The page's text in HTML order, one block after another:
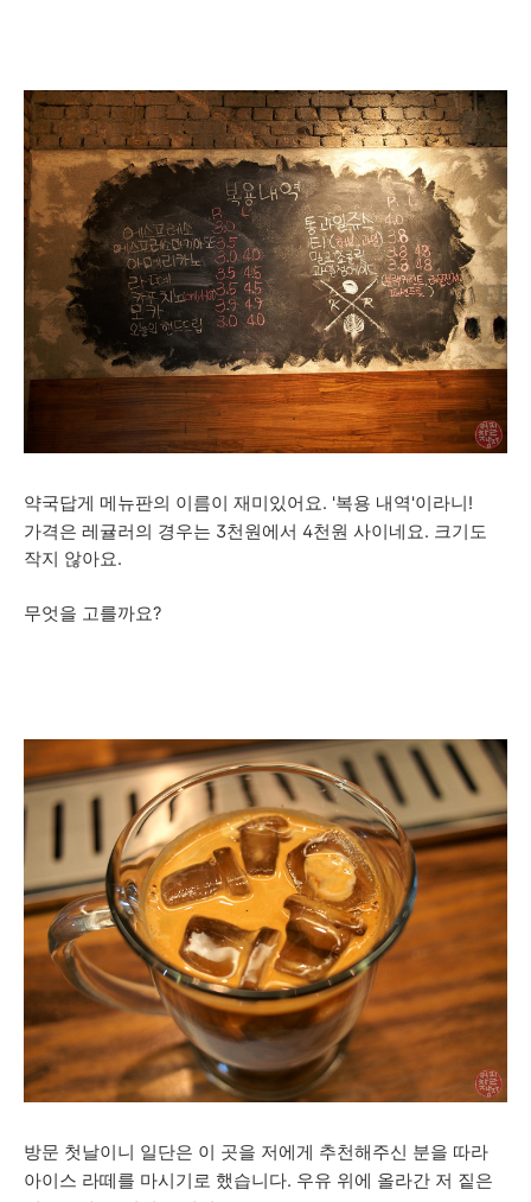
약국답게 메뉴판의 이름이 재미있어요. '복용 내역'이라니!
가격은 레귤러의 경우는 3천원에서 4천원 사이네요. 크기도
작지 않아요.
무엇을 고를까요?
방문 첫날이니 일단은 이 곳을 저에게 추천해주신 분을 따라
아이스 라떼를 마시기로 했습니다. 우유 위에 올라간 저 짙은